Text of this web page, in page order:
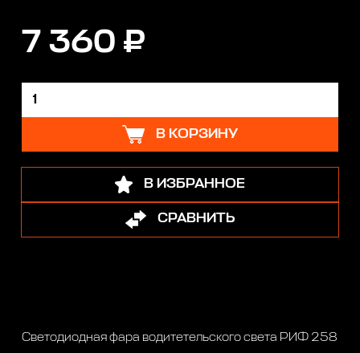
7 360 ₽
В КОРЗИНУ
В ИЗБРАННОЕ
СРАВНИТЬ
Светодиодная фара водитетельского света РИФ 258